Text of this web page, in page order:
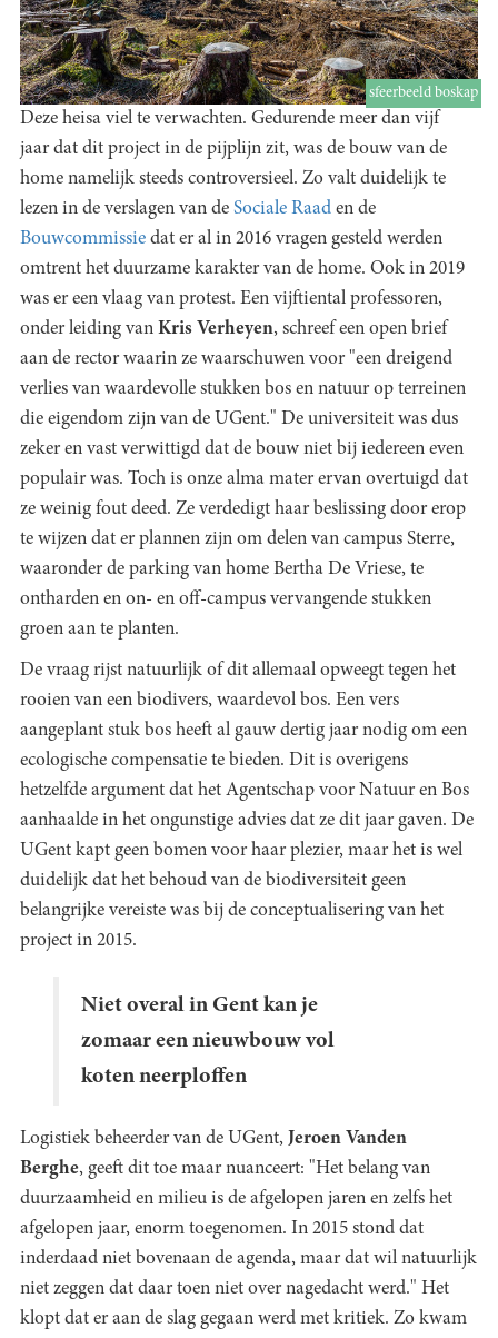
sfeerbeeld boskap
Deze heisa viel te verwachten. Gedurende meer dan vijf
jaar dat dit project in de pijplijn zit, was de bouw van de
home namelijk steeds controversieel. Zo valt duidelijk te
lezen in de verslagen van de Sociale Raad en de
Bouwcommissie dat er al in 2016 vragen gesteld werden
omtrent het duurzame karakter van de home. Ook in 2019
was er een vlaag van protest. Een vijftiental professoren,
onder leiding van Kris Verheyen, schreef een open brief
aan de rector waarin ze waarschuwen voor "een dreigend
verlies van waardevolle stukken bos en natuur op terreinen
die eigendom zijn van de UGent." De universiteit was dus
zeker en vast verwittigd dat de bouw niet bij iedereen even
populair was. Toch is onze alma mater ervan overtuigd dat
ze weinig fout deed. Ze verdedigt haar beslissing door erop
te wijzen dat er plannen zijn om delen van campus Sterre,
waaronder de parking van home Bertha De Vriese, te
ontharden en on- en off-campus vervangende stukken
groen aan te planten.
De vraag rijst natuurlijk of dit allemaal opweegt tegen het
rooien van een biodivers, waardevol bos. Een vers
aangeplant stuk bos heeft al gauw dertig jaar nodig om een
ecologische compensatie te bieden. Dit is overigens
hetzelfde argument dat het Agentschap voor Natuur en Bos
aanhaalde in het ongunstige advies dat ze dit jaar gaven. De
UGent kapt geen bomen voor haar plezier, maar het is wel
duidelijk dat het behoud van de biodiversiteit geen
belangrijke vereiste was bij de conceptualisering van het
project in 2015.
Niet overal in Gent kan je
zomaar een nieuwbouw vol
koten neerploffen
Logistiek beheerder van de UGent, Jeroen Vanden
Berghe, geeft dit toe maar nuanceert: "Het belang van
duurzaamheid en milieu is de afgelopen jaren en zelfs het
afgelopen jaar, enorm toegenomen. In 2015 stond dat
inderdaad niet bovenaan de agenda, maar dat wil natuurlijk
niet zeggen dat daar toen niet over nagedacht werd." Het
klopt dat er aan de slag gegaan werd met kritiek. Zo kwam